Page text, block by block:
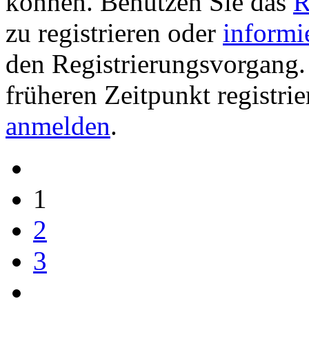
zu registrieren oder
den
früheren Zeitpunkt
anmelden.
1
2
3